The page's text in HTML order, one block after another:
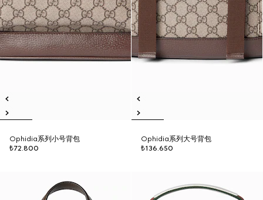
Ophidia系列小号背包
₺72.800
Ophidia系列大号背包
₺136.650